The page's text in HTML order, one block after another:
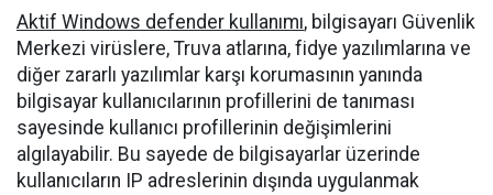
Aktif Windows defender kullanımı, bilgisayarı Güvenlik
Merkezi virüslere, Truva atlarına, fidye yazılımlarına ve
diğer zararlı yazılımlar karşı korumasının yanında
bilgisayar kullanıcılarının profillerini de tanıması
sayesinde kullanıcı profillerinin değişimlerini
algılayabilir. Bu sayede de bilgisayarlar üzerinde
kullanıcıların IP adreslerinin dışında uygulanmak